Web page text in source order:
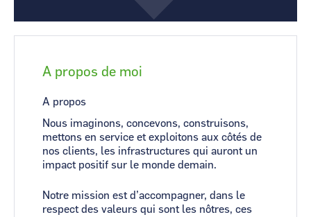
A propos de moi
A propos
Nous imaginons, concevons, construisons,
mettons en service et exploitons aux côtés de
nos clients, les infrastructures qui auront un
impact positif sur le monde demain.
Notre mission est d’accompagner, dans le
respect des valeurs qui sont les nôtres, ces